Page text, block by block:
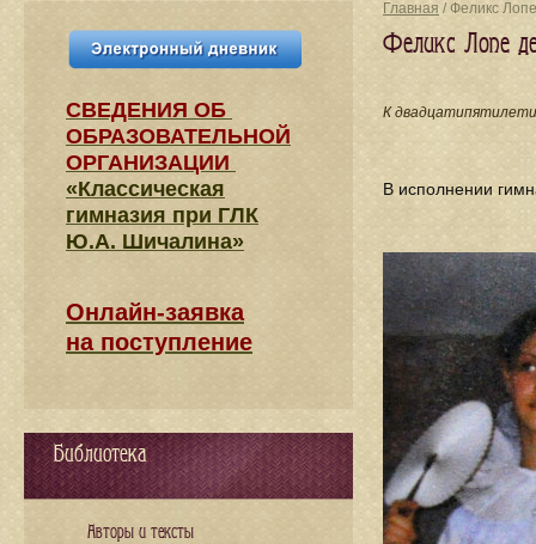
Главная / Феликс
Феликс Лопе
К
В исполнении
СВЕДЕНИЯ​ ОБ
ОБРАЗОВАТЕЛЬНОЙ
ОРГАНИЗАЦИИ
«Классическая
гимназия при ГЛК
Ю.А. Шичалина»
Онлайн-заявка
на поступление
Библиотека
Авторы и тексты